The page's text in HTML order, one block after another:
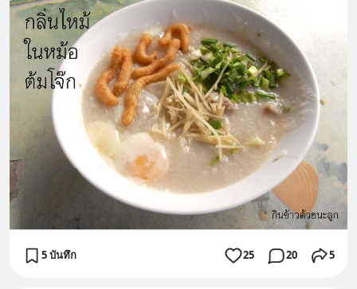
5 บันทึก 25 20 5